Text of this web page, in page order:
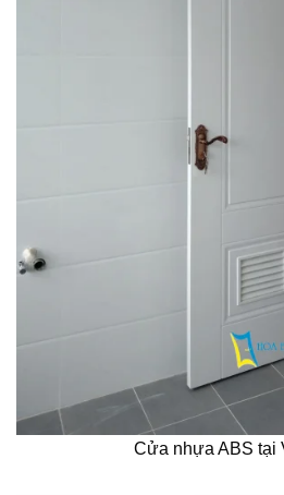
Cửa nhựa ABS tại